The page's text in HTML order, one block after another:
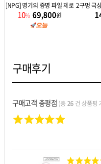
사이카 + 배우 사진
[NPG] 명기의 증명 파일 제로 아이자
10% 69,800원
2구멍 극
구매후기
구매고객 총평점 (총26건 상품평